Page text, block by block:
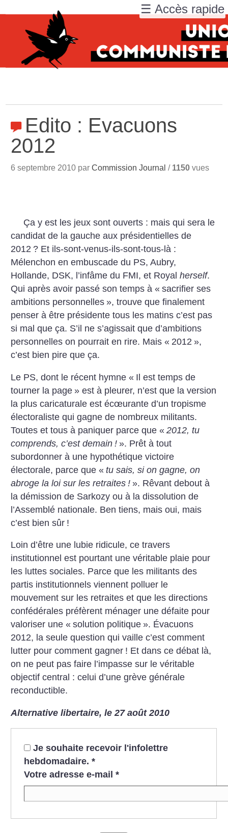
Edito : Evacuons
2012
6 septembre 2010 parCommission Journal / 1150 vues
Ça y est les jeux sont ouverts : mais qui sera le
candidat de la gauche aux présidentielles de
2012 ? Et ils-sont-venus-ils-sont-tous-là :
Mélenchon en embuscade du PS, Aubry,
Hollande, DSK, l’infâme du FMI, et Royalherself.
Qui après avoir passé son temps à « sacrifier ses
ambitions personnelles », trouve que finalement
penser à être présidente tous les matins c’est pas
si mal que ça. S’il ne s’agissait que d’ambitions
personnelles on pourrait en rire. Mais « 2012 »,
c’est bien pire que ça.
Le PS, dont le récent hymne « Il est temps de
tourner la page » est à pleurer, n’est que la version
la plus caricaturale est écœurante d’un tropisme
électoraliste qui gagne de nombreux militants.
Toutes et tous à paniquer parce que « 2012, tu
comprends, c’est demain ! ». Prêt à tout
subordonner à une hypothétique victoire
électorale, parce que « tu sais, si on gagne, on
abroge la loi sur les retraites ! ». Rêvant debout à
la démission de Sarkozy ou à la dissolution de
l’Assemblé nationale. Ben tiens, mais oui, mais
c’est bien sûr !
Loin d’être une lubie ridicule, ce travers
institutionnel est pourtant une véritable plaie pour
les luttes sociales. Parce que les militants des
partis institutionnels viennent polluer le
mouvement sur les retraites et que les directions
confédérales préfèrent ménager une défaite pour
valoriser une « solution politique ». Évacuons
2012, la seule question qui vaille c’est comment
lutter pour comment gagner ! Et dans ce débat là,
on ne peut pas faire l’impasse sur le véritable
objectif central : celui d’une grève générale
reconductible.
Alternative libertaire, le 27 août 2010
Je souhaite recevoir l'infolettre
hebdomadaire. *
Votre adresse e-mail *
☰ Accès rapide